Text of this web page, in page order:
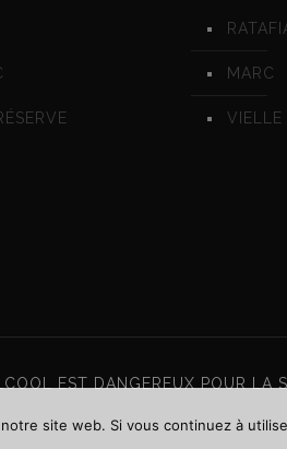
MARC
VIELLE
EST DANGEREUX POUR LA
site web. Si vous continuez à